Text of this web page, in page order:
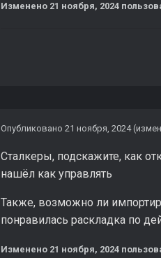
Изменено 21 ноября, 2024
Опубликовано 21 ноября, 2024
Сталкеры, подскажите, как
нашёл как управлять
Также, возможно ли
понравилась раскладка по
Изменено 21 ноября, 2024